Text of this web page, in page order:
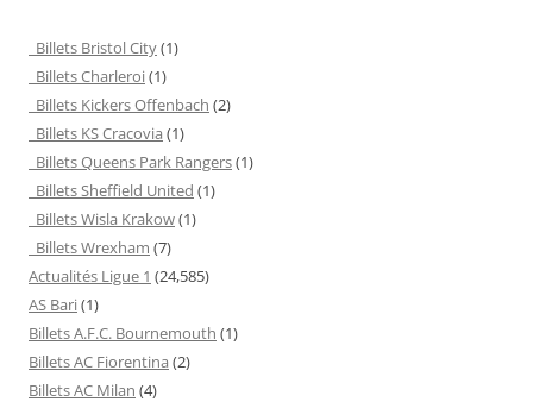
Billets Bristol City(1)
Billets Charleroi(1)
Billets Kickers Offenbach (2)
Billets KS Cracovia (1)
Billets Queens Park Rangers(1)
Billets Sheffield United (1)
Billets Wisla Krakow(1)
Billets Wrexham (7)
Actualités Ligue 1 (24,585)
AS Bari(1)
Billets A.F.C. Bournemouth (1)
Billets AC Fiorentina (2)
Billets AC Milan (4)